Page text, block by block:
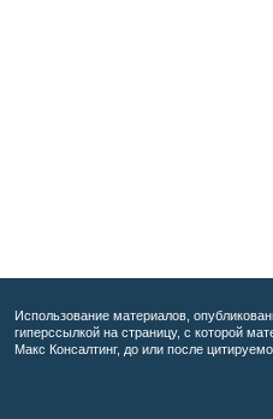
Использование материалов,
гиперссылкой на страницу, с которой
Макс Консалтинг, до или после